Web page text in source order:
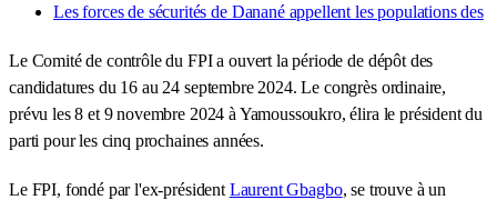
Les forces de sécurités de Danané appellent les populations des
Le Comité de contrôle du FPI a ouvert la période de dépôt des
candidatures du 16 au 24 septembre 2024. Le congrès ordinaire,
prévu les 8 et 9 novembre 2024 à Yamoussoukro, élira le président du
parti pour les cinq prochaines années.
Le FPI, fondé par l'ex-président Laurent Gbagbo, se trouve à un